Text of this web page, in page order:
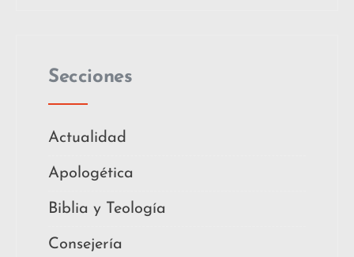
Secciones
Actualidad
Apologética
Biblia y Teología
Consejería